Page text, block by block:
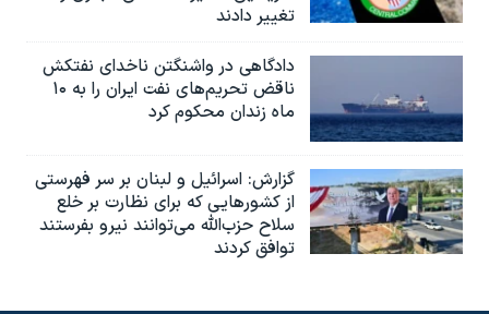
تغییر دادند
دادگاهی در واشنگتن ناخدای نفتکش
ناقض تحریم‌های نفت ایران را به ۱۰
ماه زندان محکوم کرد
گزارش‌: اسرائيل و لبنان بر سر فهرستی
از کشورهایی که برای نظارت بر خلع
سلاح حزب‌الله می‌توانند نیرو بفرستند
توافق کردند